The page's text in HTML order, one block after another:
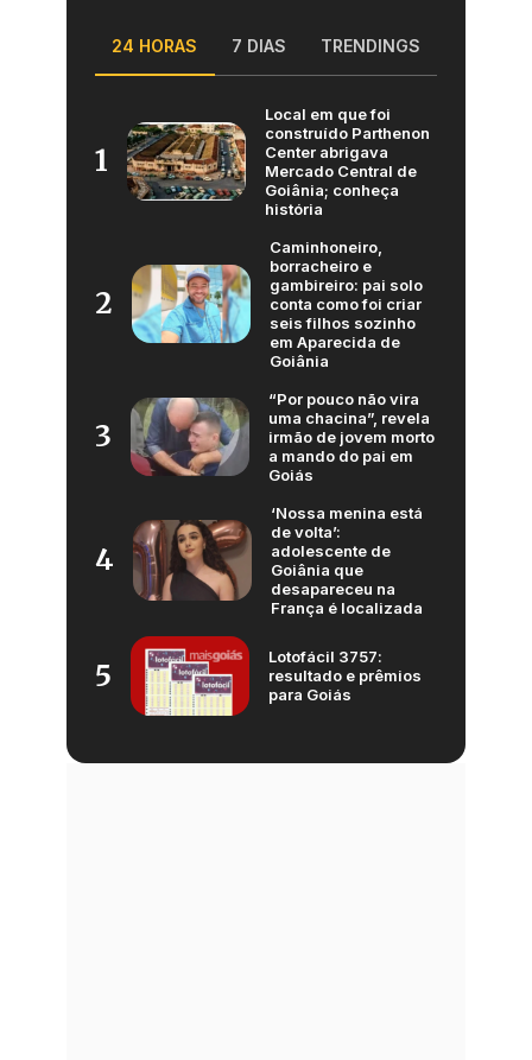
24 HORAS 7 DIAS TRENDINGS
1
Local em que foi
construído Parthenon
Center abrigava
Mercado Central de
Goiânia; conheça
história
2
Caminhoneiro,
borracheiro e
gambireiro: pai solo
conta como foi criar
seis filhos sozinho
em Aparecida de
Goiânia
3
“Por pouco não vira
uma chacina”, revela
irmão de jovem morto
a mando do pai em
Goiás
4
‘Nossa menina está
de volta’:
adolescente de
Goiânia que
desapareceu na
França é localizada
5
Lotofácil 3757:
resultado e prêmios
para Goiás